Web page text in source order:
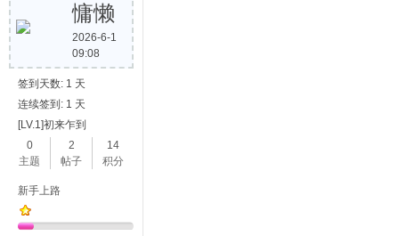
慵懒
2026-6-1
09:08
签到天数: 1 天
连续签到: 1 天
[LV.1]初来乍到
0
主题
2
帖子
14
积分
新手上路